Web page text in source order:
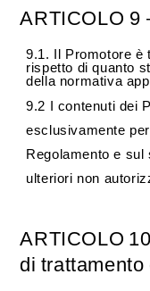
ARTICOLO 9
9.1. Il Promotore è
rispetto di quanto
della normativa
9.2 I contenuti dei
esclusivamente
Regolamento e
ulteriori non
ARTICOLO 10
di trattamento